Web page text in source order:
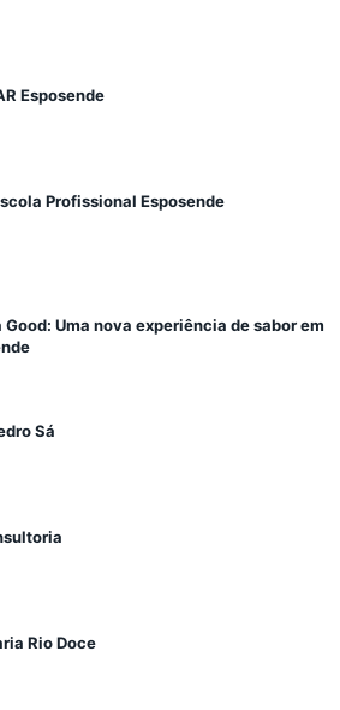
Esposende
Profissional Esposende
Good: Uma nova experiência de sabor em
Sá
Rio Doce